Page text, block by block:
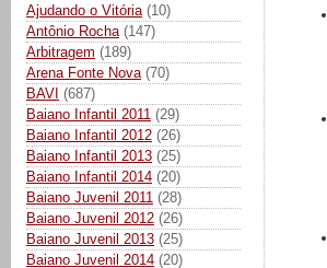
Ajudando o Vitória (10)
Antônio Rocha (147)
Arbitragem (189)
Arena Fonte Nova (70)
BAVI (687)
Baiano Infantil 2011 (29)
Baiano Infantil 2012 (26)
Baiano Infantil 2013 (25)
Baiano Infantil 2014 (20)
Baiano Juvenil 2011 (28)
Baiano Juvenil 2012 (26)
Baiano Juvenil 2013 (25)
Baiano Juvenil 2014 (20)